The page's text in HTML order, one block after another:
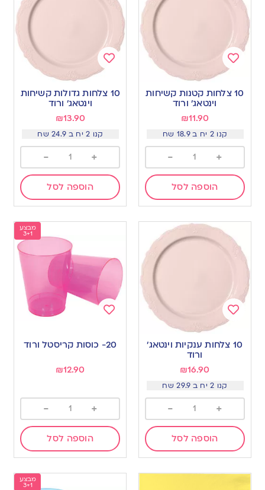
Add
to
wishlist
10 צלחות קטנות קשיחות
וינטאג׳ ורוד
₪11.90
קנו 2 יח ב 18.9 שח
+
-
הוספה לסל
Add
to
wishlist
10 צלחות גדולות קשיחות
וינטאג׳ ורוד
₪13.90
קנו 2 יח ב 24.9 שח
+
-
הוספה לסל
Add
to 10 צלחות ענקיות וינטאג׳
ורוד
₪16.90
קנו 2 יח ב 29.9 שח
+
-
הוספה לסל
מבצע
3+1
to
20- כוסות קריסטל ורוד
₪12.90
+
-
הוספה לסל
מבצע
3+1